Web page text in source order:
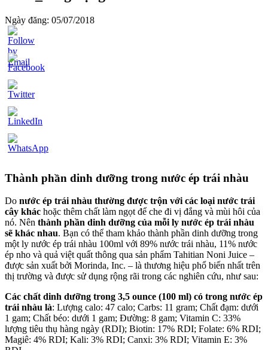
Ngày đăng: 05/07/2018
Thành phần dinh dưỡng trong nước ép trái nhàu
Do nước ép trái nhàu thường được trộn với các loại nước trái
cây khác hoặc thêm chất làm ngọt để che đi vị đắng và mùi hôi của
nó. Nên thành phần dinh dưỡng của mỗi ly nước ép trái nhàu
sẽ khác nhau. Bạn có thể tham khảo thành phần dinh dưỡng trong
một ly nước ép trái nhàu 100ml với 89% nước trái nhàu, 11% nước
ép nho và quả việt quất thông qua sản phẩm Tahitian Noni Juice –
được sản xuất bởi Morinda, Inc. – là thương hiệu phổ biến nhất trên
thị trường và được sử dụng rộng rãi trong các nghiên cứu, như sau:
Các chất dinh dưỡng trong 3,5 ounce (100 ml) có trong nước ép
trái nhàu là: Lượng calo: 47 calo; Carbs: 11 gram; Chất đạm: dưới
1 gam; Chất béo: dưới 1 gam; Đường: 8 gam; Vitamin C: 33%
lượng tiêu thụ hàng ngày (RDI); Biotin: 17% RDI; Folate: 6% RDI;
Magiê: 4% RDI; Kali: 3% RDI; Canxi: 3% RDI; Vitamin E: 3%